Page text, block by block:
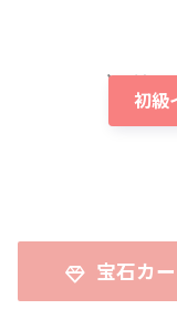
対面
初級
宝石カ